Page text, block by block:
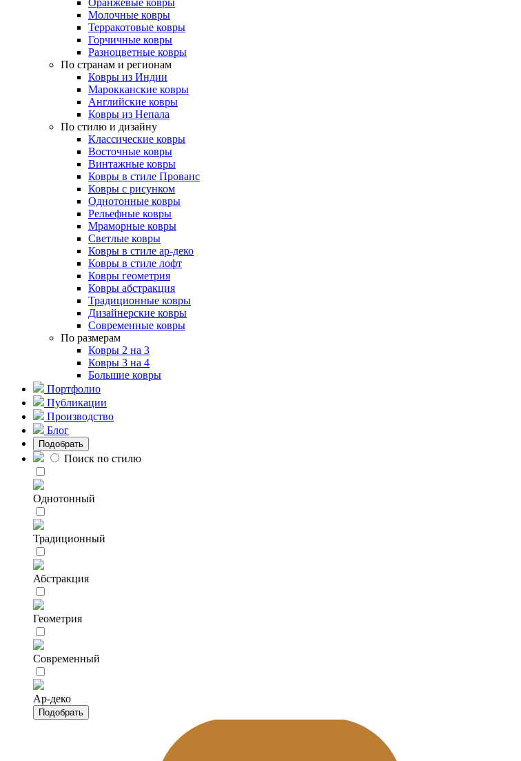
Оранжевые ковры
Молочные ковры
Терракотовые ковры
Горчичные ковры
Разноцветные ковры
По странам и регионам
Ковры из Индии
Марокканские ковры
Английские ковры
Ковры из Непала
По стилю и дизайну
Классические ковры
Восточные ковры
Винтажные ковры
Ковры в стиле Прованс
Ковры с рисунком
Однотонные ковры
Рельефные ковры
Мраморные ковры
Светлые ковры
Ковры в стиле ар-деко
Ковры в стиле лофт
Ковры геометрия
Ковры абстракция
Традиционные ковры
Дизайнерские ковры
Современные ковры
По размерам
Ковры 2 на 3
Ковры 3 на 4
Большие ковры
Портфолио
Публикации
Производство
Блог
Подобрать
Поиск по стилю
Однотонный
Традиционный
Абстракция
Геометрия
Современный
Ар-деко
Подобрать